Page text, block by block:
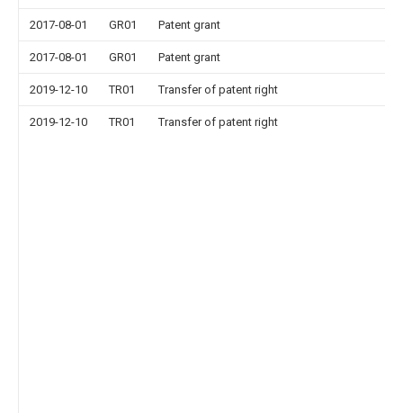
2017-08-01 GR01 Patent grant
2017-08-01 GR01 Patent grant
2019-12-10 TR01 Transfer of patent right
2019-12-10 TR01 Transfer of patent right